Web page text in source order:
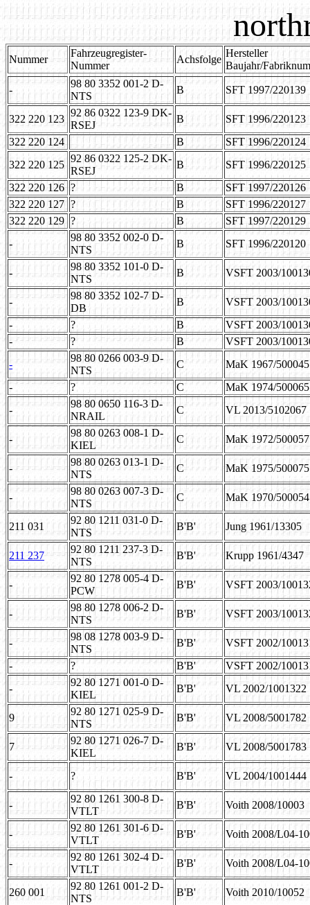
Nummer
Fahrzeugregister-
Nummer
Achsfolge
Hersteller
Baujahr/
-
98 80 3352 001-2 D-
NTS
B SFT 1997/220139
322 220 123
92 86 0322 123-9 DK-
RSEJ
B
SFT 1996/220123
322 220 124
B
SFT 1996/220124
322 220 125
92 86 0322 125-2 DK-
RSEJ
B
SFT 1996/220125
322 220 126 ? B
SFT 1997/220126
322 220 127 ? B
SFT 1996/220127
322 220 129 ? B
SFT 1997/220129
-
98 80 3352 002-0 D-
NTS
B SFT 1996/220120
-
98 80 3352 101-0 D-
NTS
B VSFT 2003/
-
98 80 3352 102-7 D-
DB
B
VSFT 2003/
-
? B
VSFT 2003/
-
? B
VSFT 2003/
-
98 80 0266 003-9 D-
NTS
C
MaK 1967/500045
-
? C
MaK 1974/500065
-
98 80 0650 116-3 D-
NRAIL
C VL 2013/5102067
-
98 80 0263 008-1 D-
KIEL
C MaK 1972/500057
-
98 80 0263 013-1 D-
NTS
C MaK 1975/500075
-
98 80 0263 007-3 D-
NTS
C MaK 1970/500054
211 031
92 80 1211 031-0 D-
NTS
B'B' Jung 1961/13305
211 237
92 80 1211 237-3 D-
NTS
B'B' Krupp 1961/4347
-
92 80 1278 005-4 D-
PCW
B'B' VSFT 2003/
-
98 80 1278 006-2 D-
NTS
B'B' VSFT 2003/
-
98 08 1278 003-9 D-
NTS
B'B'
VSFT 2002/
-
? B'B'
VSFT 2002/
-
92 80 1271 001-0 D-
KIEL
B'B' VL 2002/1001322
9
92 80 1271 025-9 D-
NTS
B'B' VL 2008/5001782
7
92 80 1271 026-7 D-
KIEL
B'B' VL 2008/5001783
- ? B'B' VL 2004/1001444
-
92 80 1261 300-8 D-
VTLT
B'B' Voith 2008/10003
-
92 80 1261 301-6 D-
VTLT
B'B' Voith 2008/L04-
-
92 80 1261 302-4 D-
VTLT
B'B' Voith 2008/L04-
260 001
92 80 1261 001-2 D-
NTS
B'B' Voith 2010/10052